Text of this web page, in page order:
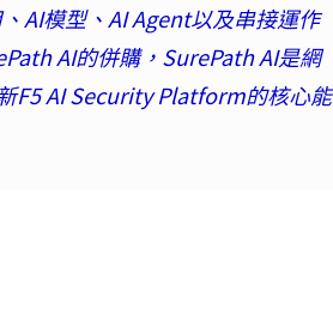
AI模型、AI Agent以及串接運作
AI的併購，SurePath AI是網
F5 AI Security Platform的核心能